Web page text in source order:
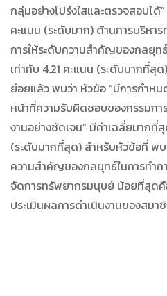
กลุ่มอย่างโปร่งใสและตรวจสอบได้
คะแนน (ระดับมาก) ด้านการบริหา
การให้ระดับความสำคัญของกลยุท
เท่ากับ 4.21 คะแนน (ระดับมากที่สุ
ย่อยแล้ว พบว่า หัวข้อ “มีการกำหน
หน้าที่ความรับผิดชอบของกรรมกา
งานอย่างชัดเจน” มีค่าเฉลี่ยมากที่
(ระดับมากที่สุด) สำหรับหัวข้อที่ พบ
ความสำคัญของกลยุทธ์ในการทำก
จัดการทรัพยากรมนุษย์ น้อยที่สุด
ประเมินผลการดำเนินงานของสมา